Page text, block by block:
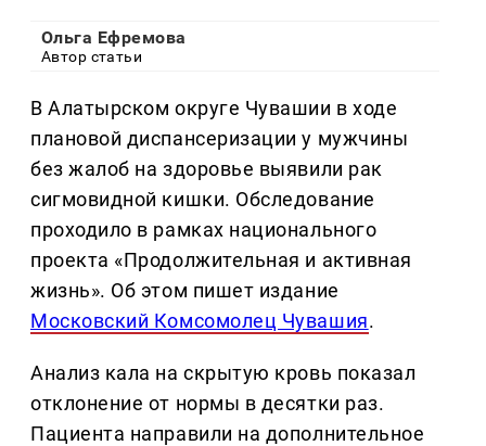
Ольга Ефремова
Автор статьи
В Алатырском округе Чувашии в ходе
плановой диспансеризации у мужчины
без жалоб на здоровье выявили рак
сигмовидной кишки. Обследование
проходило в рамках национального
проекта «Продолжительная и активная
жизнь». Об этом пишет издание
Московский Комсомолец Чувашия.
Анализ кала на скрытую кровь показал
отклонение от нормы в десятки раз.
Пациента направили на дополнительное